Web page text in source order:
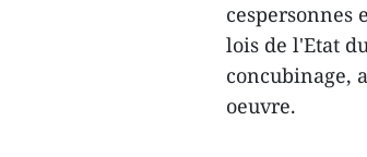
cespersonnes
lois de l'Etat
concubinage,
oeuvre.